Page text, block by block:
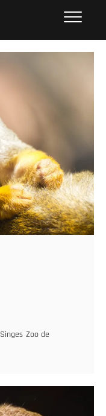
Singes Zoo de